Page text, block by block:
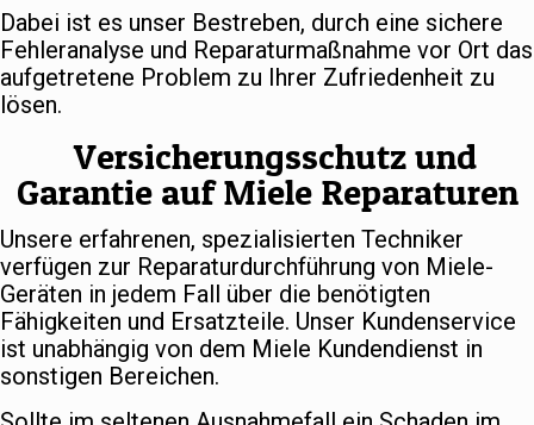
Dabei ist es unser Bestreben, durch eine sichere
Fehleranalyse und Reparaturmaßnahme vor Ort das
aufgetretene Problem zu Ihrer Zufriedenheit zu
lösen.
Versicherungsschutz und
Garantie auf Miele Reparaturen
Unsere erfahrenen, spezialisierten Techniker
verfügen zur Reparaturdurchführung von Miele-
Geräten in jedem Fall über die benötigten
Fähigkeiten und Ersatzteile. Unser Kundenservice
ist unabhängig von dem Miele Kundendienst in
sonstigen Bereichen.